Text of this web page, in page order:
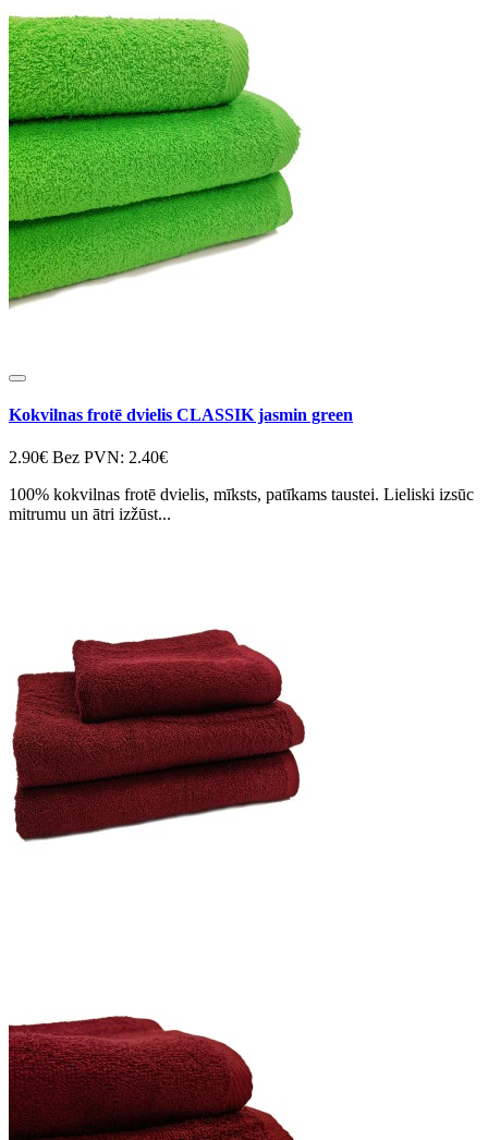
Kokvilnas frotē dvielis CLASSIK jasmin green
2.90€ Bez PVN: 2.40€
100% kokvilnas frotē dvielis, mīksts, patīkams taustei. Lieliski izsūc
mitrumu un ātri izžūst...